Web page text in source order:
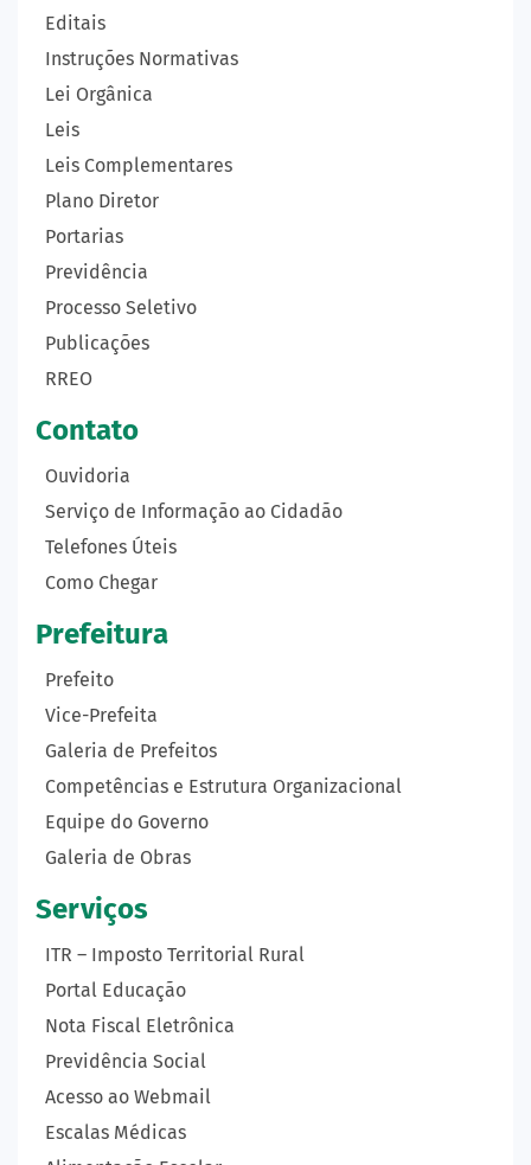
Editais
Instruções Normativas
Lei Orgânica
Leis
Leis Complementares
Plano Diretor
Portarias
Previdência
Processo Seletivo
Publicações
RREO
Contato
Ouvidoria
Serviço de Informação ao Cidadão
Telefones Úteis
Como Chegar
Prefeitura
Prefeito
Vice-Prefeita
Galeria de Prefeitos
Competências e Estrutura Organizacional
Equipe do Governo
Galeria de Obras
Serviços
ITR – Imposto Territorial Rural
Portal Educação
Nota Fiscal Eletrônica
Previdência Social
Acesso ao Webmail
Escalas Médicas